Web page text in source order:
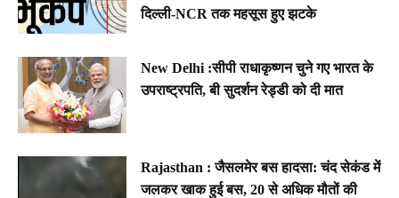
दिल्ली-NCR तक महसूस हुए झटके
New Delhi :सीपी राधाकृष्णन चुने गए भारत के
उपराष्ट्रपति, बी सुदर्शन रेड्डी को दी मात
Rajasthan : जैसलमेर बस हादसा: चंद सेकंड में
जलकर खाक हुई बस, 20 से अधिक मौतों की